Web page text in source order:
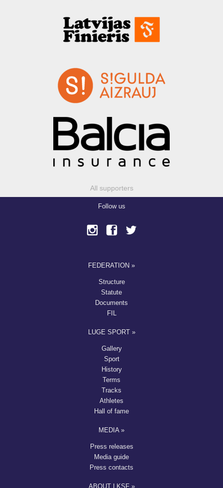
All supporters
Follow us
FEDERATION »
Structure
Statute
Documents
FIL
LUGE SPORT »
Gallery
Sport
History
Terms
Tracks
Athletes
Hall of fame
MEDIA »
Press releases
Media guide
Press contacts
ABOUT LKSF »